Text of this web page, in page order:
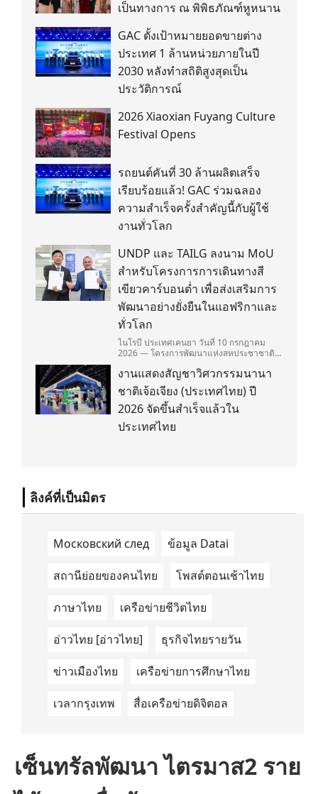
เป็นทางการ ณ พิพิธภัณฑ์หูหนาน
GAC ตั้งเป้าหมายยอดขายต่าง
ประเทศ 1 ล้านหน่วยภายในปี
2030 หลังทำสถิติสูงสุดเป็น
ประวัติการณ์
2026 Xiaoxian Fuyang Culture
Festival Opens
รถยนต์คันที่ 30 ล้านผลิตเสร็จ
เรียบร้อยแล้ว! GAC ร่วมฉลอง
ความสำเร็จครั้งสำคัญนี้กับผู้ใช้
งานทั่วโลก
UNDP และ TAILG ลงนาม MoU
สำหรับโครงการการเดินทางสี
เขียวคาร์บอนต่ำ เพื่อส่งเสริมการ
พัฒนาอย่างยั่งยืนในแอฟริกาและ
ทั่วโลก
ไนโรบี ประเทศเคนยา วันที่ 10 กรกฎาคม
2026 — โครงการพัฒนาแห่งสหประชาชาติ
Programme/UNDP) และ TAILG บริษัทชั้น
นำด้านการเดินทางด้วยพลังงานไฟฟ้า ได้ลง
นามในบันทึกความเข้าใจ (Memorandum of
Understanding/MOU) อย่างเป็นทางการใน
ประเทศเคนยา เกี่ยวกับ Green Mobility
Centre of Excellence (GM-CoE)
งานแสดงสัญชาวิศวกรรมนานา
ชาติเจ้อเจียง (ประเทศไทย) ปี
2026 จัดขึ้นสำเร็จแล้วใน
ประเทศไทย
ลิงค์ที่เป็นมิตร
Московский след ข้อมูล Datai
สถานีย่อยของคนไทย โพสต์ตอนเช้าไทย
ภาษาไทย เครือข่ายชีวิตไทย
อ่าวไทย [อ่าวไทย] ธุรกิจไทยรายวัน
ข่าวเมืองไทย เครือข่ายการศึกษาไทย
เวลากรุงเทพ สื่อเครือข่ายดิจิตอล
เซ็นทรัลพัฒนา ไตรมาส2 ราย